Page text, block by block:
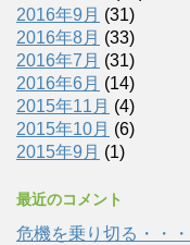
2016年9月 (31)
2016年8月 (33)
2016年7月 (31)
2016年6月 (14)
2015年11月 (4)
2015年10月 (6)
2015年9月 (1)
最近のコメント
危機を乗り切る・・